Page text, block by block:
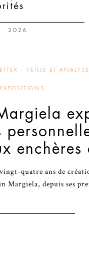
2026
– VEILLE ET
EXPOSITIONS
enchères
quatre ans de
Margiela, depuis ses